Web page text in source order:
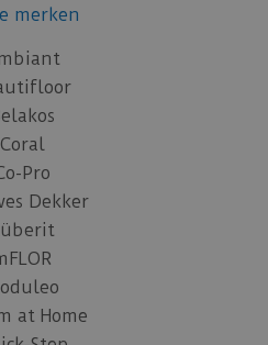
merken
Coral
Pro
Dekker
at Home